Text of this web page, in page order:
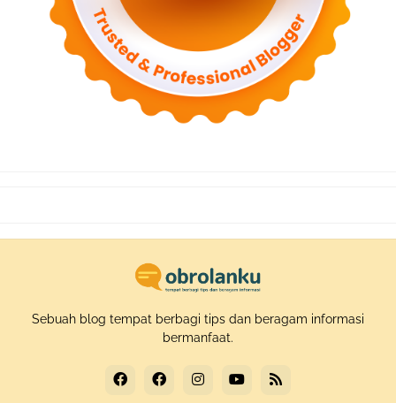
Sebuah blog tempat berbagi tips dan beragam informasi
bermanfaat.